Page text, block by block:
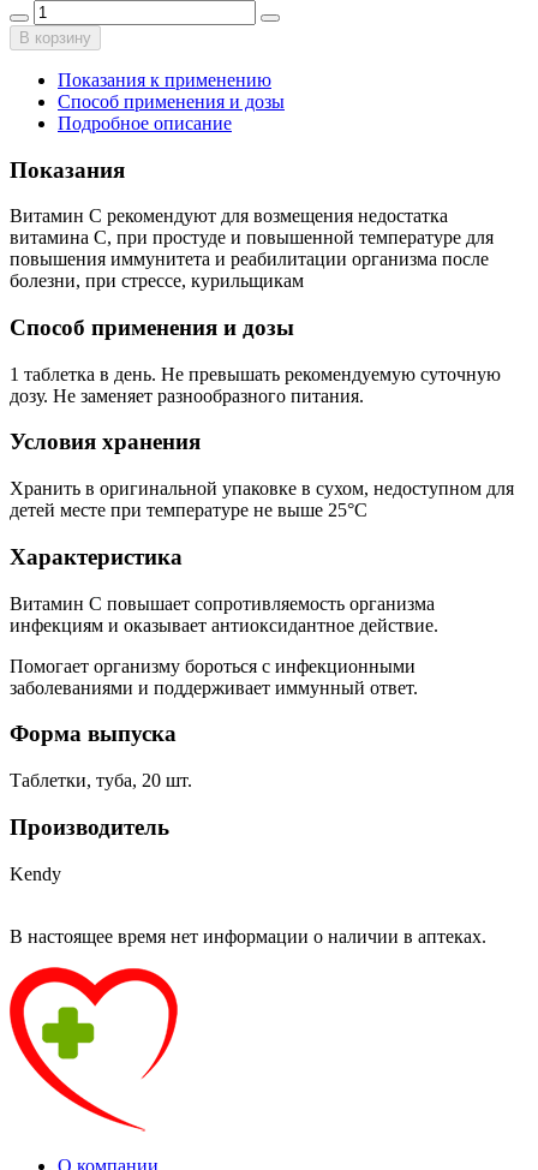
В корзину
Показания к применению
Способ применения и дозы
Подробное описание
Показания
Витамин С рекомендуют для возмещения недостатка
витамина C, при простуде и повышенной температуре для
повышения иммунитета и реабилитации организма после
болезни, при стрессе, курильщикам
Способ применения и дозы
1 таблетка в день. Не превышать рекомендуемую суточную
дозу. Не заменяет разнообразного питания.
Условия хранения
Хранить в оригинальной упаковке в сухом, недоступном для
детей месте при температуре не выше 25°С
Характеристика
Витамин С повышает сопротивляемость организма
инфекциям и оказывает антиоксидантное действие.
Помогает организму бороться с инфекционными
заболеваниями и поддерживает иммунный ответ.
Форма выпуска
Таблетки, туба, 20 шт.
Производитель
Kendy
В настоящее время нет информации о наличии в аптеках.
О компании